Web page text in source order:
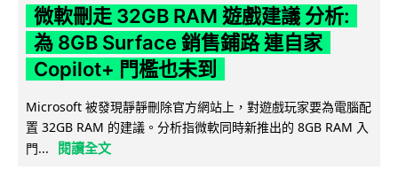
微軟刪走 32GB RAM 遊戲建議 分析:
為 8GB Surface 銷售鋪路 連自家
Copilot+ 門檻也未到
Microsoft 被發現靜靜刪除官方網站上，對遊戲玩家要為電腦配
置 32GB RAM 的建議。分析指微軟同時新推出的 8GB RAM 入
門...
閱讀全文